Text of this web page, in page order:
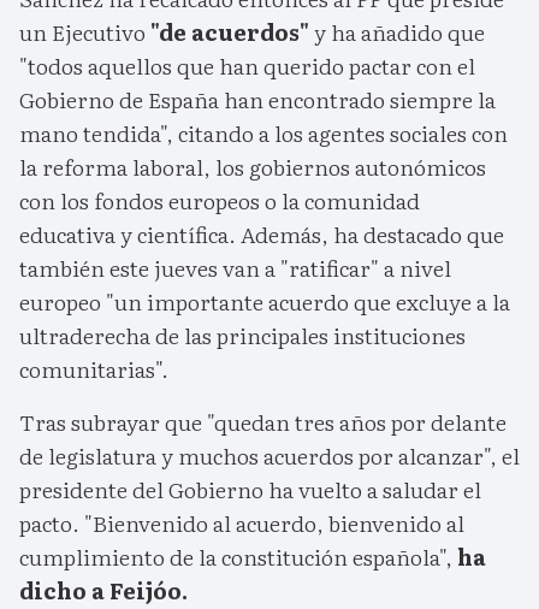
un Ejecutivo "de acuerdos"y ha añadido que
"todos aquellos que han querido pactar con el
Gobierno de España han encontrado siempre la
mano tendida", citando a los agentes sociales con
la reforma laboral, los gobiernos autonómicos
con los fondos europeos o la comunidad
educativa y científica. Además, ha destacado que
también este jueves van a "ratificar" a nivel
europeo "un importante acuerdo que excluye a la
ultraderecha de las principales instituciones
comunitarias".
Tras subrayar que "quedan tres años por delante
de legislatura y muchos acuerdos por alcanzar", el
presidente del Gobierno ha vuelto a saludar el
pacto. "Bienvenido al acuerdo, bienvenido al
cumplimiento de la constitución española", ha
dicho a Feijóo.